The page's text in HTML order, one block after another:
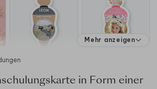
Mehr anzeigen
in Form einer